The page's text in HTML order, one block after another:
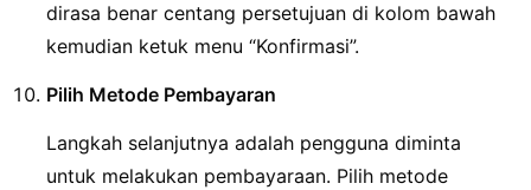
dirasa benar centang persetujuan di kolom bawah
kemudian ketuk menu “Konfirmasi”.
Pilih Metode Pembayaran
Langkah selanjutnya adalah pengguna diminta
untuk melakukan pembayaraan. Pilih metode